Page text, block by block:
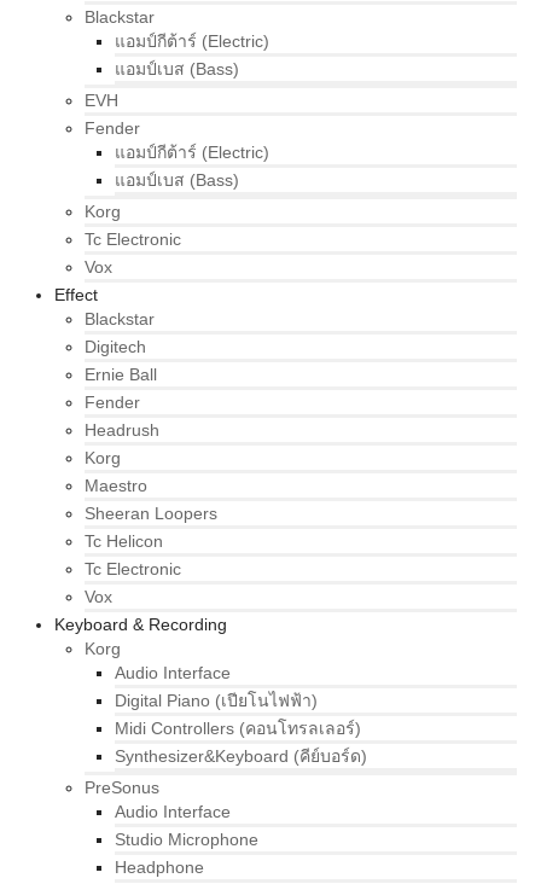
Blackstar
แอมป์กีต้าร์ (Electric)
แอมป์เบส (Bass)
EVH
Fender
แอมป์กีต้าร์ (Electric)
แอมป์เบส (Bass)
Korg
Tc Electronic
Vox
Effect
Blackstar
Digitech
Ernie Ball
Fender
Headrush
Korg
Maestro
Sheeran Loopers
Tc Helicon
Tc Electronic
Vox
Keyboard & Recording
Korg
Audio Interface
Digital Piano (เปียโนไฟฟ้า)
Midi Controllers (คอนโทรลเลอร์)
Synthesizer&Keyboard (คีย์บอร์ด)
PreSonus
Audio Interface
Studio Microphone
Headphone